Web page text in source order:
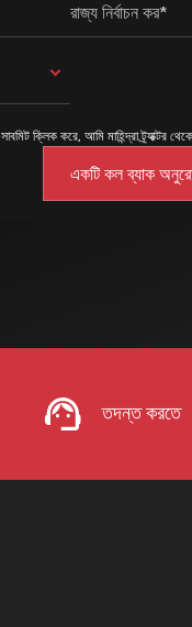
রাজ্য নির্বাচন কর*
সাবমিট ক্লিক করে, আমি মাহিন্দ্রা ট্র্যাক্টর
তদন্ত করতে